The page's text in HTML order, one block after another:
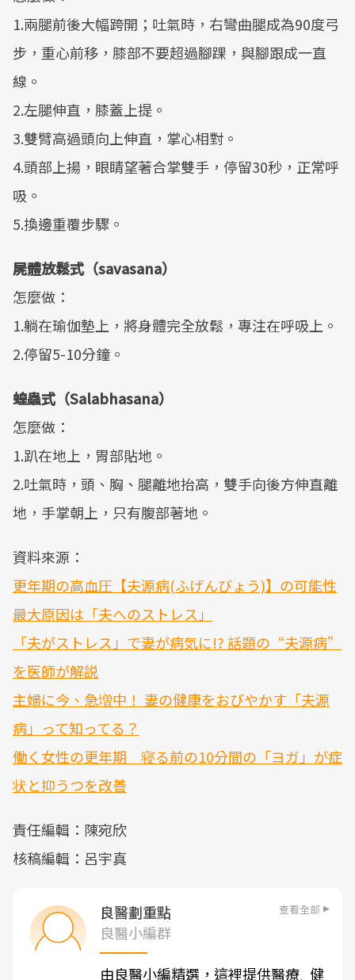
1.兩腿前後大幅跨開；吐氣時，右彎曲腿成為90度弓
步，重心前移，膝部不要超過腳踝，與腳跟成一直
線。
2.左腿伸直，膝蓋上提。
3.雙臂高過頭向上伸直，掌心相對。
4.頭部上揚，眼睛望著合掌雙手，停留30秒，正常呼
吸。
5.換邊重覆步驟。
屍體放鬆式（savasana）
怎麼做：
1.躺在瑜伽墊上，將身體完全放鬆，專注在呼吸上。
2.停留5-10分鐘。
蝗蟲式（Salabhasana）
怎麼做：
1.趴在地上，胃部貼地。
2.吐氣時，頭、胸、腿離地抬高，雙手向後方伸直離
地，手掌朝上，只有腹部著地。
資料來源：
更年期の高血圧【夫源病(ふげんびょう)】の可能性
最大原因は「夫へのストレス」
「夫がストレス」で妻が病気に!? 話題の“夫源病”
を医師が解説
主婦に今、急増中！ 妻の健康をおびやかす「夫源
病」って知ってる？
働く女性の更年期 寝る前の10分間の「ヨガ」が症
状と抑うつを改善
責任編輯：陳宛欣
核稿編輯：呂宇真
良醫劃重點 查看全部
良醫小編群
由良醫小編精選，這裡提供醫療、 健